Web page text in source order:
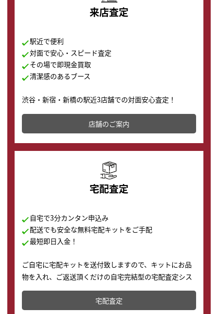
来店査定
駅近で便利
対面で安心・スピード査定
その場で即現金買取
清潔感のあるブース
渋谷・新宿・新橋の駅近3店舗での対面安心査定！
その場で現金買取致します。渋谷本店では、時計販売の
店舗を併設しており、下取りに出してお得に新しい時計
の購入もできます♪
店舗のご案内
宅配査定
自宅で3分カンタン申込み
配送でも安全な無料宅配キットをご手配
最短即日入金！
ご自宅に宅配キットを送付致しますので、キットにお品
物を入れ、ご返送頂くだけの自宅完結型の宅配査定シス
テムです。
配送でも簡単&安全に査定・買取に出すことが可能で
宅配査定